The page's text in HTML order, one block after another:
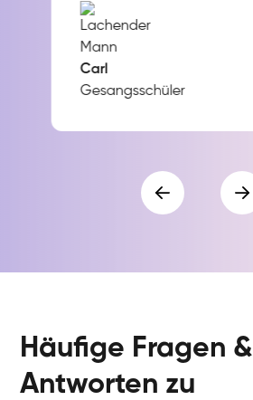
Carl
Gesangsschüler
Häufige Fragen &
Antworten zu